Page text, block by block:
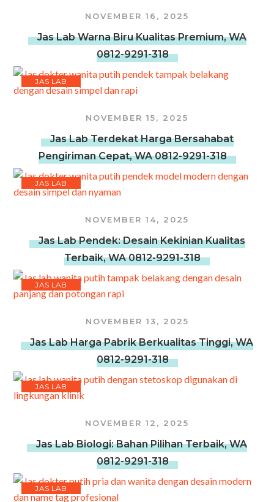
NOVEMBER 16, 2025
Jas Lab Warna Biru Kualitas Premium, WA
0812-9291-318
JAS LAB
NOVEMBER 15, 2025
Jas Lab Terdekat Harga Bersahabat
Pengiriman Cepat, WA 0812-9291-318
JAS LAB
NOVEMBER 14, 2025
Jas Lab Pendek: Desain Kekinian Kualitas
Terbaik, WA 0812-9291-318
JAS LAB
NOVEMBER 13, 2025
Jas Lab Harga Pabrik Berkualitas Tinggi, WA
0812-9291-318
JAS LAB
NOVEMBER 12, 2025
Jas Lab Biologi: Bahan Pilihan Terbaik, WA
0812-9291-318
JAS LAB